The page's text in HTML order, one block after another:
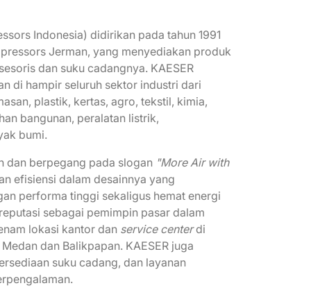
Indonesia) didirikan pada tahun 1991
Jerman, yang menyediakan produk
dan suku cadangnya. KAESER
di hampir seluruh sektor industri dari
plastik, kertas, agro, tekstil, kimia,
bangunan, peralatan listrik,
bumi.
dan berpegang pada slogan "More Air with
efisiensi dalam desainnya yang
performa tinggi sekaligus hemat energi
sebagai pemimpin pasar dalam
lokasi kantor dan service centerdi
dan Balikpapan. KAESER juga
suku cadang, dan layanan